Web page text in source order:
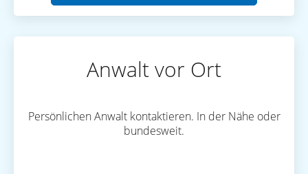
Anwalt vor Ort
Persönlichen Anwalt kontaktieren. In der Nähe oder
bundesweit.